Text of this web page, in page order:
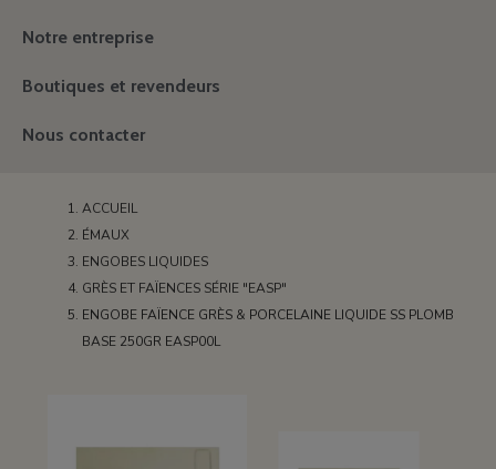
Notre entreprise
Boutiques et revendeurs
Nous contacter
ACCUEIL
ÉMAUX
ENGOBES LIQUIDES
GRÈS ET FAÏENCES SÉRIE "EASP"
ENGOBE FAÏENCE GRÈS & PORCELAINE LIQUIDE SS PLOMB
BASE 250GR EASP00L